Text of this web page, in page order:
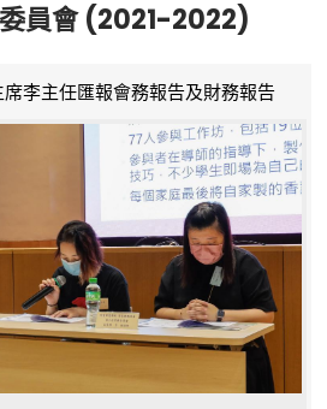
員會 (2021-2022)
李主任匯報會務報告及財務報告